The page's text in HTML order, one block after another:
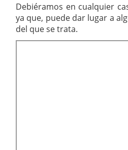
Debiéramos en cualquier
ya que, puede dar lugar a
del que se trata.